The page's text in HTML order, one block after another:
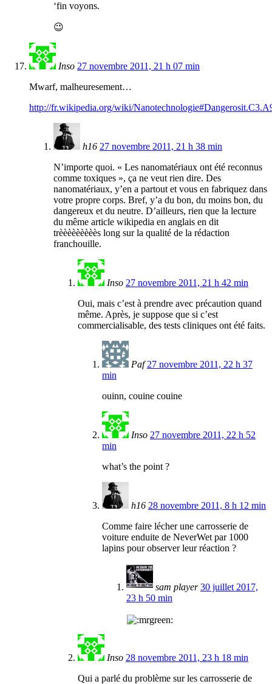
‘fin voyons.
😉
Inso 27 novembre 2011, 21 h 07 min
Mwarf, malheuresement…
http://fr.wikipedia.org/wiki/
h16 27 novembre 2011, 21 h 38 min
N’importe quoi. « Les nanomatériaux ont été reconnus
comme toxiques », ça ne veut rien dire. Des
nanomatériaux, y’en a partout et vous en fabriquez dans
votre propre corps. Bref, y’a du bon, du moins bon, du
dangereux et du neutre. D’ailleurs, rien que la lecture
du même article wikipedia en anglais en dit
trèèèèèèèèès long sur la qualité de la rédaction
franchouille.
Inso 27 novembre 2011, 21 h 42 min
Oui, mais c’est à prendre avec précaution quand
même. Après, je suppose que si c’est
commercialisable, des tests cliniques ont été faits.
Paf 27 novembre 2011, 22 h 37
min
ouinn, couine couine
Inso 27 novembre 2011, 22 h 52
min
what’s the point ?
h16 28 novembre 2011, 8 h 12 min
Comme faire lécher une carrosserie de
voiture enduite de NeverWet par 1000
lapins pour observer leur réaction ?
sam player 30 juillet 2017,
23 h 50 min
Inso 28 novembre 2011, 23 h 18 min
Qui a parlé du problème sur les carrosserie de